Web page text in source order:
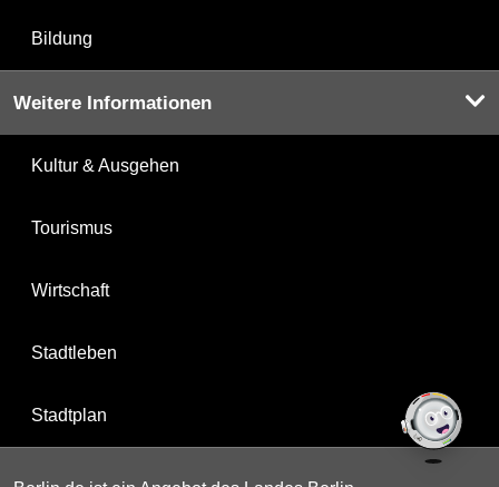
Bildung
Weitere Informationen
Kultur & Ausgehen
Tourismus
Wirtschaft
Stadtleben
Stadtplan